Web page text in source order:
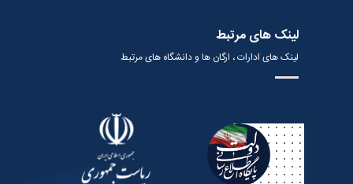
لینک های مرتبط
لینک های ادارات ، ارگان ها و دانشگاه های مرتبط